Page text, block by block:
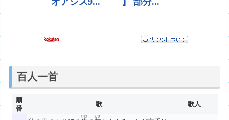
百人一首
順
番
歌 歌人
いほ とま